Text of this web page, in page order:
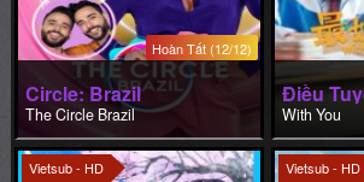
Hoàn Tất (12/12)
Circle: Brazil
The Circle Brazil With You
Vietsub - HD Vietsub - HD